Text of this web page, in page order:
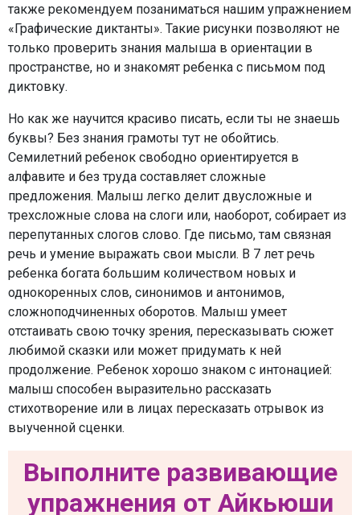
также рекомендуем позаниматься нашим упражнением
«Графические диктанты». Такие рисунки позволяют не
только проверить знания малыша в ориентации в
пространстве, но и знакомят ребенка с письмом под
диктовку.
Но как же научится красиво писать, если ты не знаешь
буквы? Без знания грамоты тут не обойтись.
Семилетний ребенок свободно ориентируется в
алфавите и без труда составляет сложные
предложения. Малыш легко делит двусложные и
трехсложные слова на слоги или, наоборот, собирает из
перепутанных слогов слово. Где письмо, там связная
речь и умение выражать свои мысли. В 7 лет речь
ребенка богата большим количеством новых и
однокоренных слов, синонимов и антонимов,
сложноподчиненных оборотов. Малыш умеет
отстаивать свою точку зрения, пересказывать сюжет
любимой сказки или может придумать к ней
продолжение. Ребенок хорошо знаком с интонацией:
малыш способен выразительно рассказать
стихотворение или в лицах пересказать отрывок из
выученной сценки.
Выполните развивающие
упражнения от Айкьюши